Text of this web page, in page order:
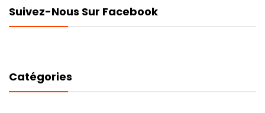
Suivez-Nous Sur Facebook
Catégories